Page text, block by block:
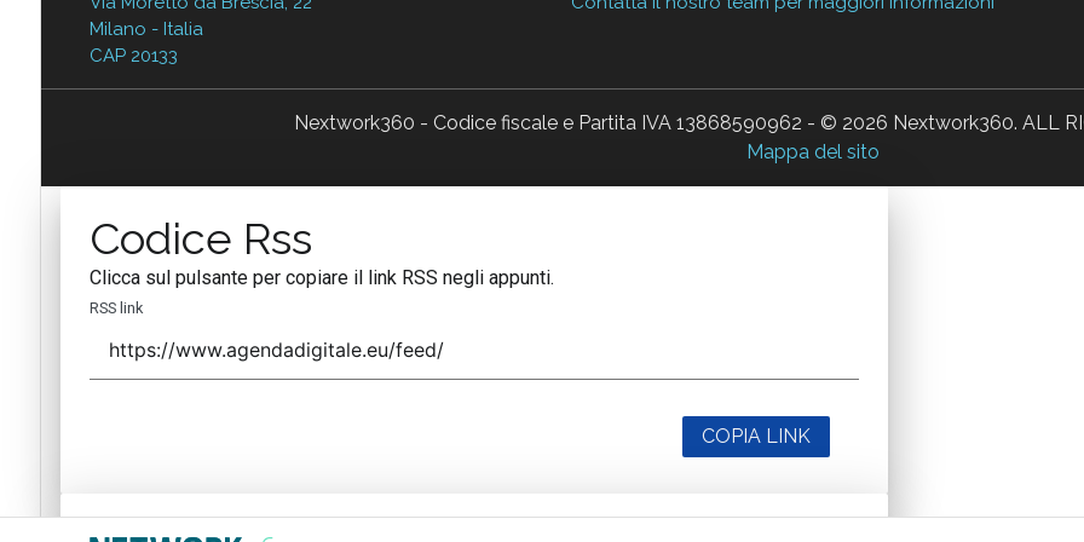
Milano - Italia
CAP 20133
Nextwork360 - Codice fiscale e Partita IVA 13868590962 - © 2026 Nextwork360. ALL
Mappa del sito
Codice Rss
Clicca sul pulsante per copiare il link RSS negli appunti.
RSS link
COPIA LINK